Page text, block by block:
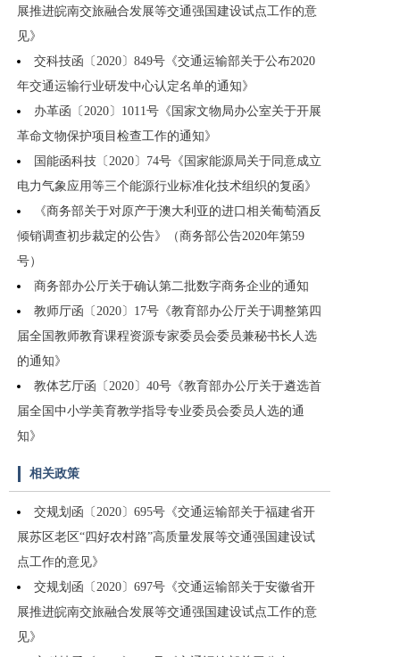
展推进皖南交旅融合发展等交通强国建设试点工作的意
见》
交科技函〔2020〕849号《交通运输部关于公布2020
年交通运输行业研发中心认定名单的通知》
办革函〔2020〕1011号《国家文物局办公室关于开展
革命文物保护项目检查工作的通知》
国能函科技〔2020〕74号《国家能源局关于同意成立
电力气象应用等三个能源行业标准化技术组织的复函》
《商务部关于对原产于澳大利亚的进口相关葡萄酒反
倾销调查初步裁定的公告》（商务部公告2020年第59
号）
商务部办公厅关于确认第二批数字商务企业的通知
教师厅函〔2020〕17号《教育部办公厅关于调整第四
届全国教师教育课程资源专家委员会委员兼秘书长人选
的通知》
教体艺厅函〔2020〕40号《教育部办公厅关于遴选首
届全国中小学美育教学指导专业委员会委员人选的通
知》
相关政策
交规划函〔2020〕695号《交通运输部关于福建省开
展苏区老区“四好农村路”高质量发展等交通强国建设试
点工作的意见》
交规划函〔2020〕697号《交通运输部关于安徽省开
展推进皖南交旅融合发展等交通强国建设试点工作的意
见》